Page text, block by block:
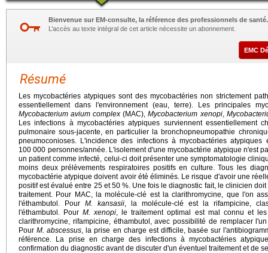
Bienvenue sur EM-consulte, la référence des professionnels de santé.
L’accès au texte intégral de cet article nécessite un abonnement.
EMC
Résumé
Les mycobactéries atypiques sont des mycobactéries non strictement
essentiellement dans l'environnement (eau, terre). Les principales
Mycobacterium avium complex (MAC),Mycobacterium xenopi,
Les infections à mycobactéries atypiques surviennent essentiellement
pulmonaire sous-jacente, en particulier la bronchopneumopathie
pneumoconioses. L'incidence des infections à mycobactéries
100 000 personnes/année. L'isolement d'une mycobactérie atypique n'est
un patient comme infecté, celui-ci doit présenter une symptomatologie
moins deux prélèvements respiratoires positifs en culture. Tous les
mycobactérie atypique doivent avoir été éliminés. Le risque d'avoir une
positif est évalué entre 25 et 50 %. Une fois le diagnostic fait, le clinicien
traitement. Pour MAC, la molécule-clé est la clarithromycine, que l'on
l'éthambutol. Pour M. kansasii, la molécule-clé est la rifampicine,
l'éthambutol. PourM. xenopi, le traitement optimal est mal connu et
clarithromycine, rifampicine, éthambutol, avec possibilité de remplacer
PourM. abscessus, la prise en charge est difficile, basée sur
référence. La prise en charge des infections à mycobactéries
confirmation du diagnostic avant de discuter d'un éventuel traitement et de